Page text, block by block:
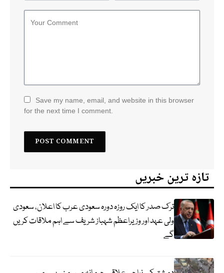
Save my name, email, and website in this browser
for the next time I comment.
تازہ ترین خبریں
ترک صدر کا ایک روزہ دورہ سعودی عرب کا اعلان، سعودی
ولی عہد اور وزیراعظم شہباز شریف سے اہم ملاقات کریں
گے